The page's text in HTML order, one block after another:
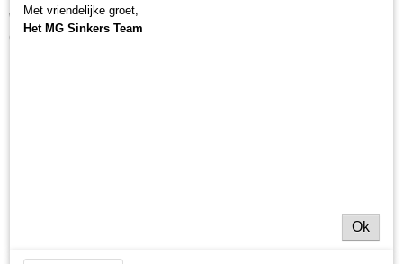
Waarom is de doe-het-zelf leadcore-kit met veiligheidsklem zo
effectief?
Met vriendelijke groet,
Het MG Sinkers Team
Ok